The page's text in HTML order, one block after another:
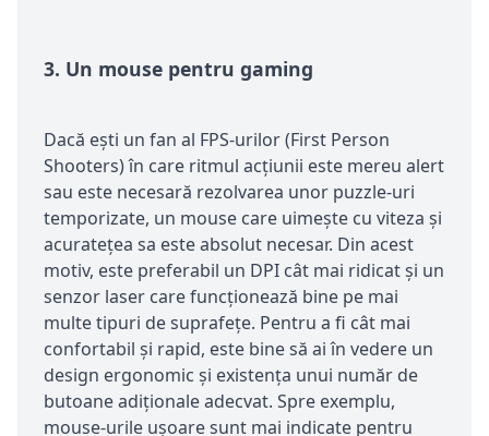
3. Un mouse pentru gaming
Dacă ești un fan al FPS-urilor (First Person
Shooters) în care ritmul acțiunii este mereu alert
sau este necesară rezolvarea unor puzzle-uri
temporizate, un mouse care uimește cu viteza și
acuratețea sa este absolut necesar. Din acest
motiv, este preferabil un DPI cât mai ridicat și un
senzor laser care funcționează bine pe mai
multe tipuri de suprafețe. Pentru a fi cât mai
confortabil și rapid, este bine să ai în vedere un
design ergonomic și existența unui număr de
butoane adiționale adecvat. Spre exemplu,
mouse-urile ușoare sunt mai indicate pentru